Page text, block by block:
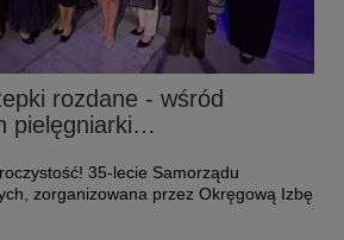
rozdane - wśród
pielęgniarki…
35-lecie Samorządu
zorganizowana przez Okręgową Izbę